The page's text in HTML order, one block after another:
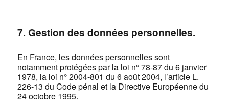
7. Gestion des données personnelles.
En France, les données personnelles sont
notamment protégées par la loi n° 78-87 du 6 janvier
1978, la loi n° 2004-801 du 6 août 2004, l’article L.
226-13 du Code pénal et la Directive Européenne du
24 octobre 1995.